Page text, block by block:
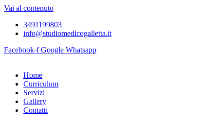
Vai al contenuto
3491199803
info@studiomedicogalletta.it
Facebook-f Google Whatsapp
Home
Curriculum
Servizi
Gallery
Contatti